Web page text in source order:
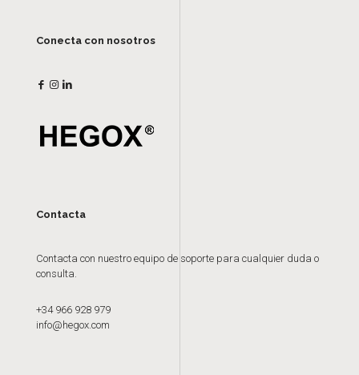
Conecta con nosotros
Contacta
Contacta con nuestro equipo de soporte para cualquier duda o
consulta.
+34 966 928 979
info@hegox.com